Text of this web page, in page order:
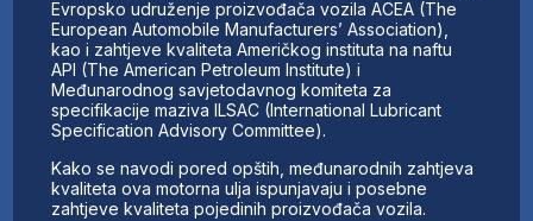
Evropsko udruženje proizvođača vozila ACEA (The
European Automobile Manufacturers’ Association),
kao i zahtjeve kvaliteta Američkog instituta na naftu
API (The American Petroleum Institute) i
Međunarodnog savjetodavnog komiteta za
specifikacije maziva ILSAC (International Lubricant
Specification Advisory Committee).
Kako se navodi pored opštih, međunarodnih zahtjeva
kvaliteta ova motorna ulja ispunjavaju i posebne
zahtjeve kvaliteta pojedinih proizvođača vozila.